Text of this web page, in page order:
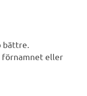
förnamnet eller